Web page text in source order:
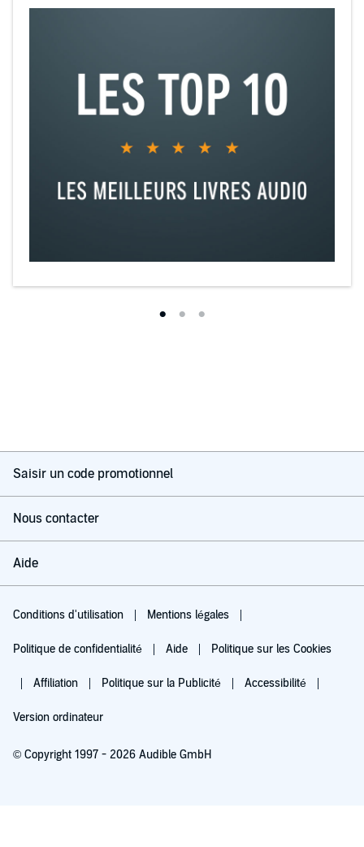
Saisir un code promotionnel
Nous contacter
Aide
Conditions d'utilisation Mentions légales
Politique de confidentialité Aide Politique sur les Cookies
Affiliation Politique sur la Publicité Accessibilité
Version ordinateur
© Copyright 1997 - 2026 Audible GmbH